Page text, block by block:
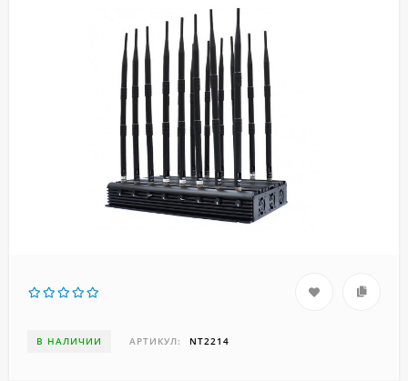
В НАЛИЧИИ АРТИКУЛ: NT2214